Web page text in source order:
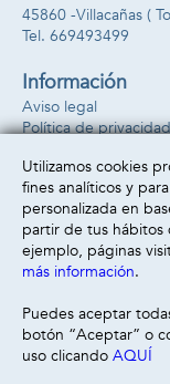
45860 -Villacañas (
669493499
Información
Aviso legal
Política de privacidad
Formas de pago
Utilizamos cookies
fines analíticos y
personalizada en
partir de tus hábitos
ejemplo, páginas
más información.
Puedes aceptar
botón “Aceptar” o
uso clicando AQUÍ